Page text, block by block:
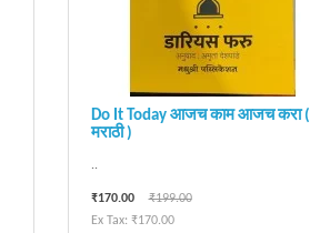
Do It Today आजच काम आजच करा (
मराठी )
..
₹170.00
₹199.00
Ex Tax: ₹170.00